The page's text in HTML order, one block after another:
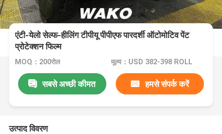
एंटी-येलो सेल्फ-हीलिंग टीपीयू पीपीएफ पारदर्शी ऑटोमोटिव पेंट
प्रोटेक्शन फिल्म
MOQ：200रोल मूल्य：USD 382-398 ROLL
सबसे अच्छी कीमत हमसे संपर्क करें
उत्पाद विवरण